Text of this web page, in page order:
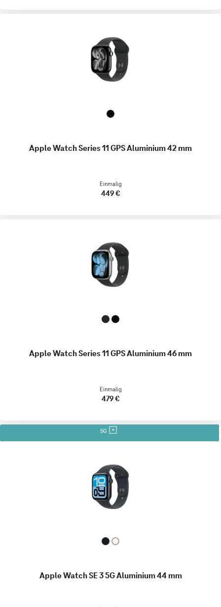
Apple Watch Series 11 GPS Aluminium 42 mm
Einmalig
449 €
Apple Watch Series 11 GPS Aluminium 46 mm
Einmalig
479 €
5G
Apple Watch SE 3 5G Aluminium 44 mm